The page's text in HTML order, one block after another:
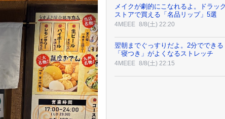
メイクが劇的にこなれるよ。ドラッ
ストアで買える「名品リップ」5選
4MEEE 8/8(土) 22:20
翌朝までぐっすりだよ。2分でできる
「寝つき」がよくなるストレッチ
4MEEE 8/8(土) 22:15